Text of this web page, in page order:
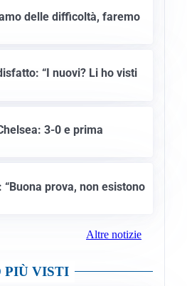
delle difficoltà, faremo
“I nuovi? Li ho visti
3-0 e prima
prova, non esistono
Altre notizie
PIÙ VISTI